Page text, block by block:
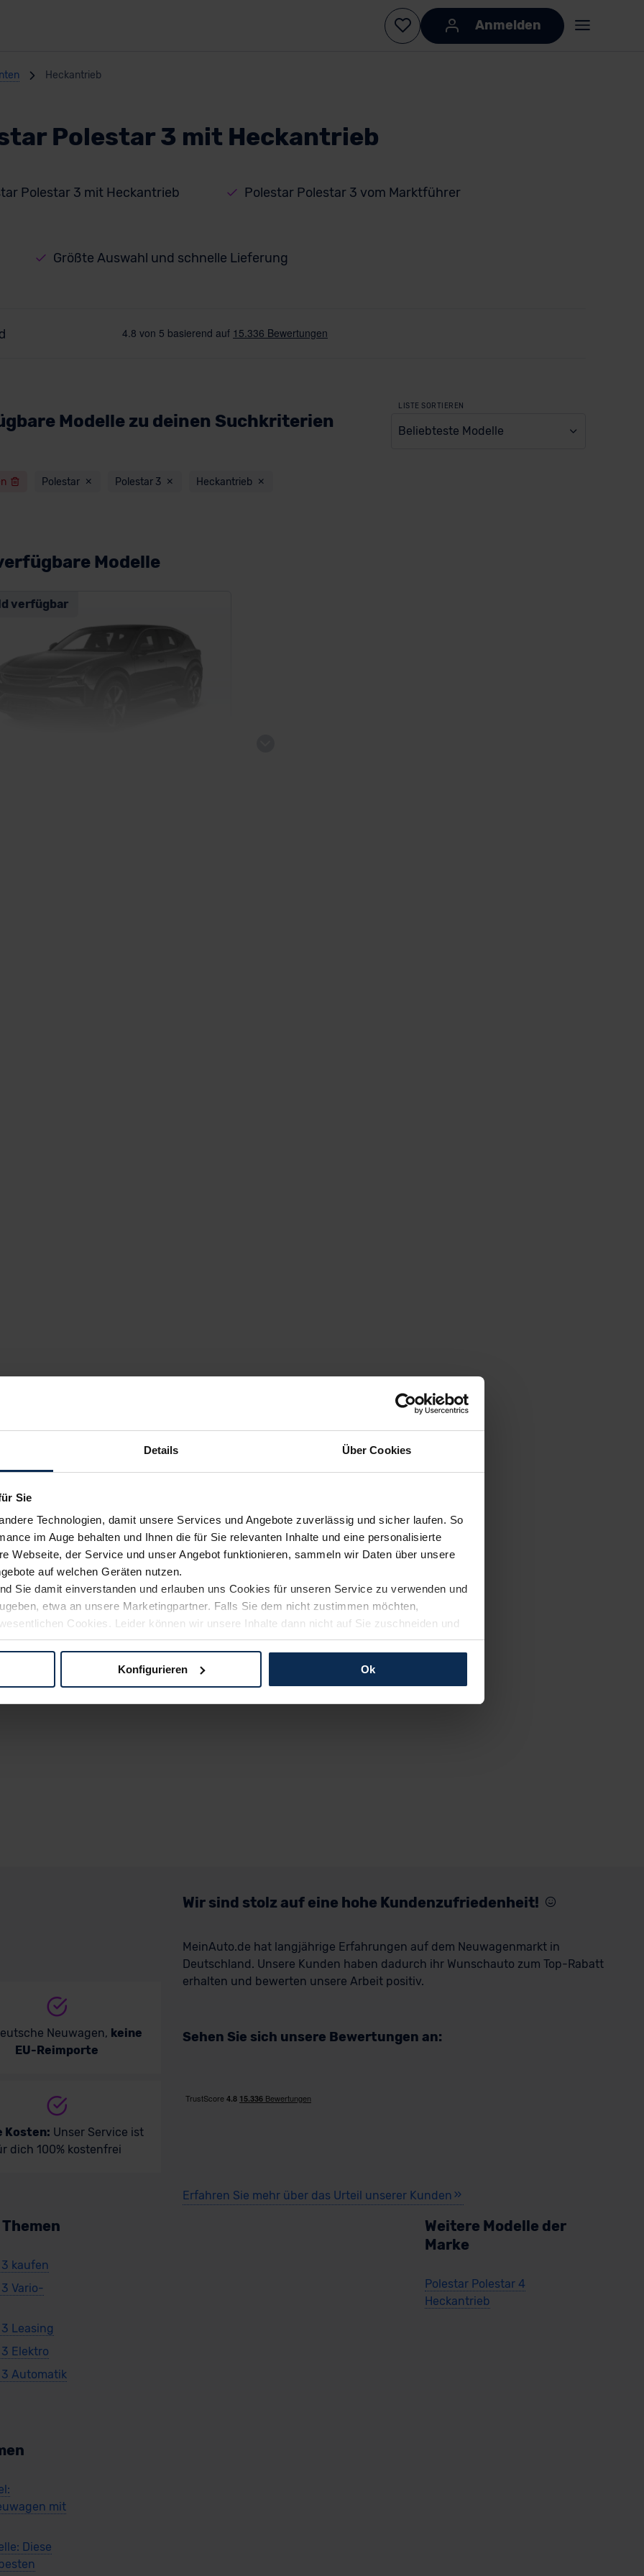
Details Über Cookies
Sie
Technologien, damit unsere Services und Angebote zuverlässig und sicher laufen. So
im Auge behalten und Ihnen die für Sie relevanten Inhalte und eine personalisierte
Webseite, der Service und unser Angebot funktionieren, sammeln wir Daten über unsere
auf welchen Geräten nutzen.
Sie damit einverstanden und erlauben uns Cookies für unseren Service zu verwenden und
etwa an unsere Marketingpartner. Falls Sie dem nicht zustimmen möchten,
Cookies. Leider können wir unsere Inhalte dann nicht auf Sie zuschneiden und
Weg zu Ihrem Neuwagen unterstützen. Sie können die Einstellungen jederzeit anpassen
Konfigurieren Ok
Anmelden
Heckantrieb
Polestar 3 mit Heckantrieb
Polestar 3 mit Heckantrieb Polestar Polestar 3 vom Marktführer
Größte Auswahl und schnelle Lieferung
Modelle zu deinen Suchkriterien
LISTE SORTIEREN
Beliebteste Modelle
Polestar Polestar 3 Heckantrieb
Modelle
verfügbar
Neuwagen, keine
EU-Reimporte
Kosten: Unser Service ist
dich 100% kostenfrei
Wir sind stolz auf eine hohe Kundenzufriedenheit!
MeinAuto.de hat langjährige Erfahrungen auf dem Neuwagenmarkt in
Deutschland. Unsere Kunden haben dadurch ihr Wunschauto zum Top-Rabatt
erhalten und bewerten unsere Arbeit positiv.
Sehen Sie sich unsere Bewertungen an:
Erfahren Sie mehr über das Urteil unserer Kunden
kaufen
Vario-
Leasing
Elektro
Automatik
Weitere Modelle der
Marke
Polestar Polestar 4
Heckantrieb
mit
Diese